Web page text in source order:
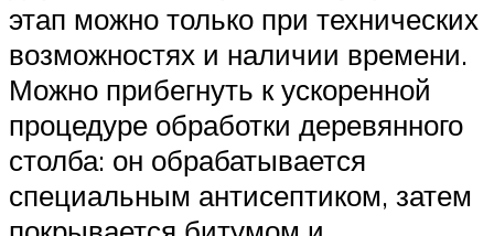
этап можно только при технических
возможностях и наличии времени.
Можно прибегнуть к ускоренной
процедуре обработки деревянного
столба: он обрабатывается
специальным антисептиком, затем